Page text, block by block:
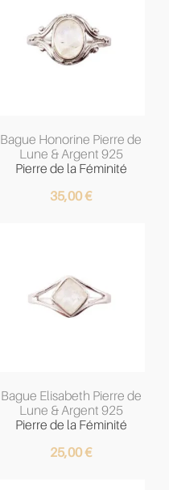
Bague Honorine Pierre de
Lune & Argent 925
Pierre de la Féminité
35,00€
Bague Elisabeth Pierre de
Lune & Argent 925
Pierre de la Féminité
25,00€